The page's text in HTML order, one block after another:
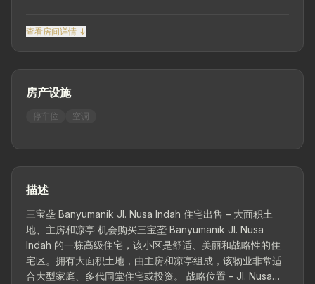
查看房间详情 ↓
房产设施
停车位 空调
描述
三宝垄 Banyumanik Jl. Nusa Indah 住宅出售 – 大面积土
地、主房和凉亭 机会购买三宝垄 Banyumanik Jl. Nusa
Indah 的一栋高级住宅，该小区是舒适、美丽和战略性的住
宅区。拥有大面积土地，由主房和凉亭组成，该物业非常适
合大型家庭、多代同堂住宅或投资。 战略位置 – Jl. Nusa